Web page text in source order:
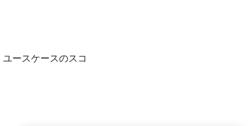
ースケースのスコ